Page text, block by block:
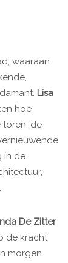
waaraan
Lisa
hoe
de
in de
De Zitter
de kracht
morgen.